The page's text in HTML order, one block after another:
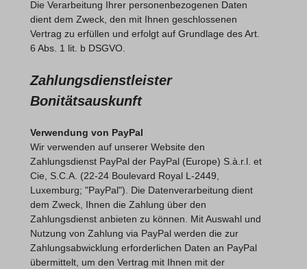
Die Verarbeitung Ihrer personenbezogenen Daten
dient dem Zweck, den mit Ihnen geschlossenen
Vertrag zu erfüllen und erfolgt auf Grundlage des Art.
6 Abs. 1 lit. b DSGVO.
Zahlungsdienstleister
Bonitätsauskunft
Verwendung von PayPal
Wir verwenden auf unserer Website den
Zahlungsdienst PayPal der PayPal (Europe) S.à.r.l. et
Cie, S.C.A. (22-24 Boulevard Royal L-2449,
Luxemburg; "PayPal"). Die Datenverarbeitung dient
dem Zweck, Ihnen die Zahlung über den
Zahlungsdienst anbieten zu können. Mit Auswahl und
Nutzung von Zahlung via PayPal werden die zur
Zahlungsabwicklung erforderlichen Daten an PayPal
übermittelt, um den Vertrag mit Ihnen mit der